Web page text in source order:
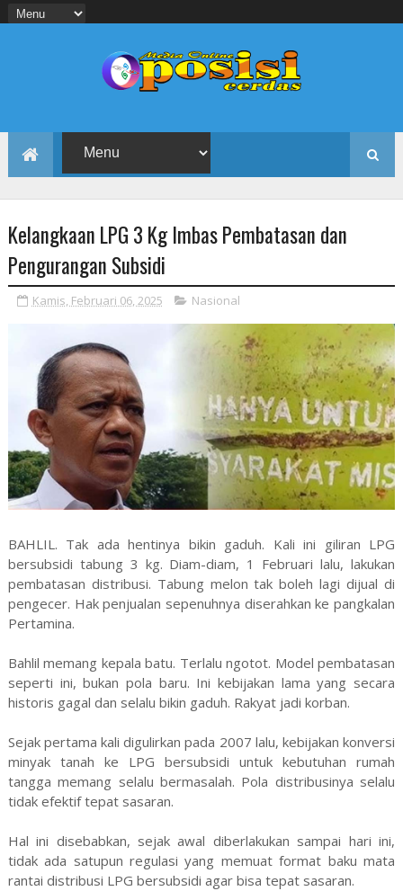
Kelangkaan LPG 3 Kg Imbas Pembatasan dan
Pengurangan Subsidi
Kamis, Februari 06, 2025 Nasional
BAHLIL. Tak ada hentinya bikin gaduh. Kali ini giliran LPG
bersubsidi tabung 3 kg. Diam-diam, 1 Februari lalu, lakukan
pembatasan distribusi. Tabung melon tak boleh lagi dijual di
pengecer. Hak penjualan sepenuhnya diserahkan ke pangkalan
Pertamina.
Bahlil memang kepala batu. Terlalu ngotot. Model pembatasan
seperti ini, bukan pola baru. Ini kebijakan lama yang secara
historis gagal dan selalu bikin gaduh. Rakyat jadi korban.
Sejak pertama kali digulirkan pada 2007 lalu, kebijakan konversi
minyak tanah ke LPG bersubsidi untuk kebutuhan rumah
tangga memang selalu bermasalah. Pola distribusinya selalu
tidak efektif tepat sasaran.
Hal ini disebabkan, sejak awal diberlakukan sampai hari ini,
tidak ada satupun regulasi yang memuat format baku mata
rantai distribusi LPG bersubsidi agar bisa tepat sasaran.